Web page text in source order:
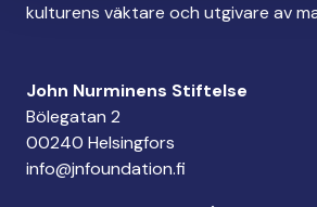
kulturens väktare och utgivare av
John Nurminens Stiftelse
Bölegatan 2
00240 Helsingfors
info@jnfoundation.fi